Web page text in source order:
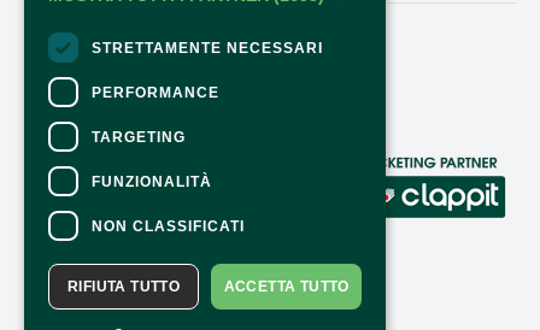
Seguici:
CONTATTI
Per informazioni e supporto all'acquisto
della biglietteria
Per informazioni sul programma e
l'evento, rivolgersi all'
organizzatore
Dichiarazione di accessibilità
STRETTAMENTE NECESSARI
PERFORMANCE
TARGETING
FUNZIONALITÀ
NON CLASSIFICATI
ACCETTA TUTTO
RIFIUTA TUTTO